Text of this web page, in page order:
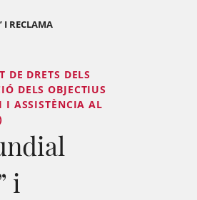
I RECLAMA
DRETS DELS
DELS OBJECTIUS
I ASSISTÈNCIA AL
i